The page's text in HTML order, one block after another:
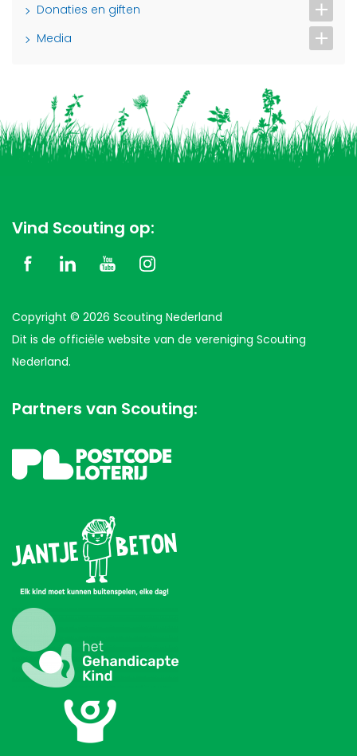
Donaties en giften
Media
Vind Scouting op:
Copyright © 2026 Scouting Nederland
Dit is de officiële website van de vereniging Scouting
Nederland.
Partners van Scouting: